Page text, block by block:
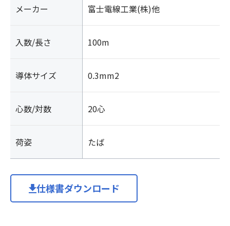
メーカー 富士電線工業(株)他
入数/長さ 100m
導体サイズ 0.3mm2
心数/対数 20心
荷姿 たば
仕様書ダウンロード